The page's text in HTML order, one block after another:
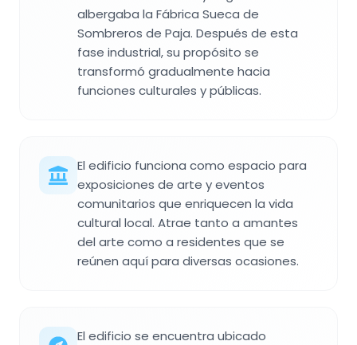
albergaba la Fábrica Sueca de
Sombreros de Paja. Después de esta
fase industrial, su propósito se
transformó gradualmente hacia
funciones culturales y públicas.
El edificio funciona como espacio para
exposiciones de arte y eventos
comunitarios que enriquecen la vida
cultural local. Atrae tanto a amantes
del arte como a residentes que se
reúnen aquí para diversas ocasiones.
El edificio se encuentra ubicado